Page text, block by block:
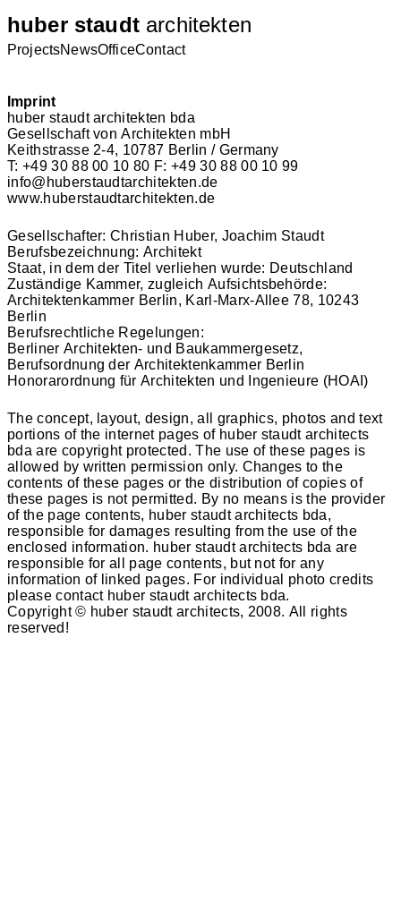
huber staudt architekten
ProjectsNewsOfficeContact
Imprint
huber staudt architekten bda
Gesellschaft von Architekten mbH
Keithstrasse 2-4, 10787 Berlin / Germany
T: +49 30 88 00 10 80 F: +49 30 88 00 10 99
info@huberstaudtarchitekten.de
www.huberstaudtarchitekten.de
Gesellschafter: Christian Huber, Joachim Staudt
Berufsbezeichnung: Architekt
Staat, in dem der Titel verliehen wurde: Deutschland
Zuständige Kammer, zugleich Aufsichtsbehörde:
Architektenkammer Berlin, Karl-Marx-Allee 78, 10243
Berlin
Berufsrechtliche Regelungen:
Berliner Architekten- und Baukammergesetz,
Berufsordnung der Architektenkammer Berlin
Honorarordnung für Architekten und Ingenieure (HOAI)
The concept, layout, design, all graphics, photos and text
portions of the internet pages of huber staudt architects
bda are copyright protected. The use of these pages is
allowed by written permission only. Changes to the
contents of these pages or the distribution of copies of
these pages is not permitted. By no means is the provider
of the page contents, huber staudt architects bda,
responsible for damages resulting from the use of the
enclosed information. huber staudt architects bda are
responsible for all page contents, but not for any
information of linked pages. For individual photo credits
please contact huber staudt architects bda.
Copyright © huber staudt architects, 2008. All rights
reserved!